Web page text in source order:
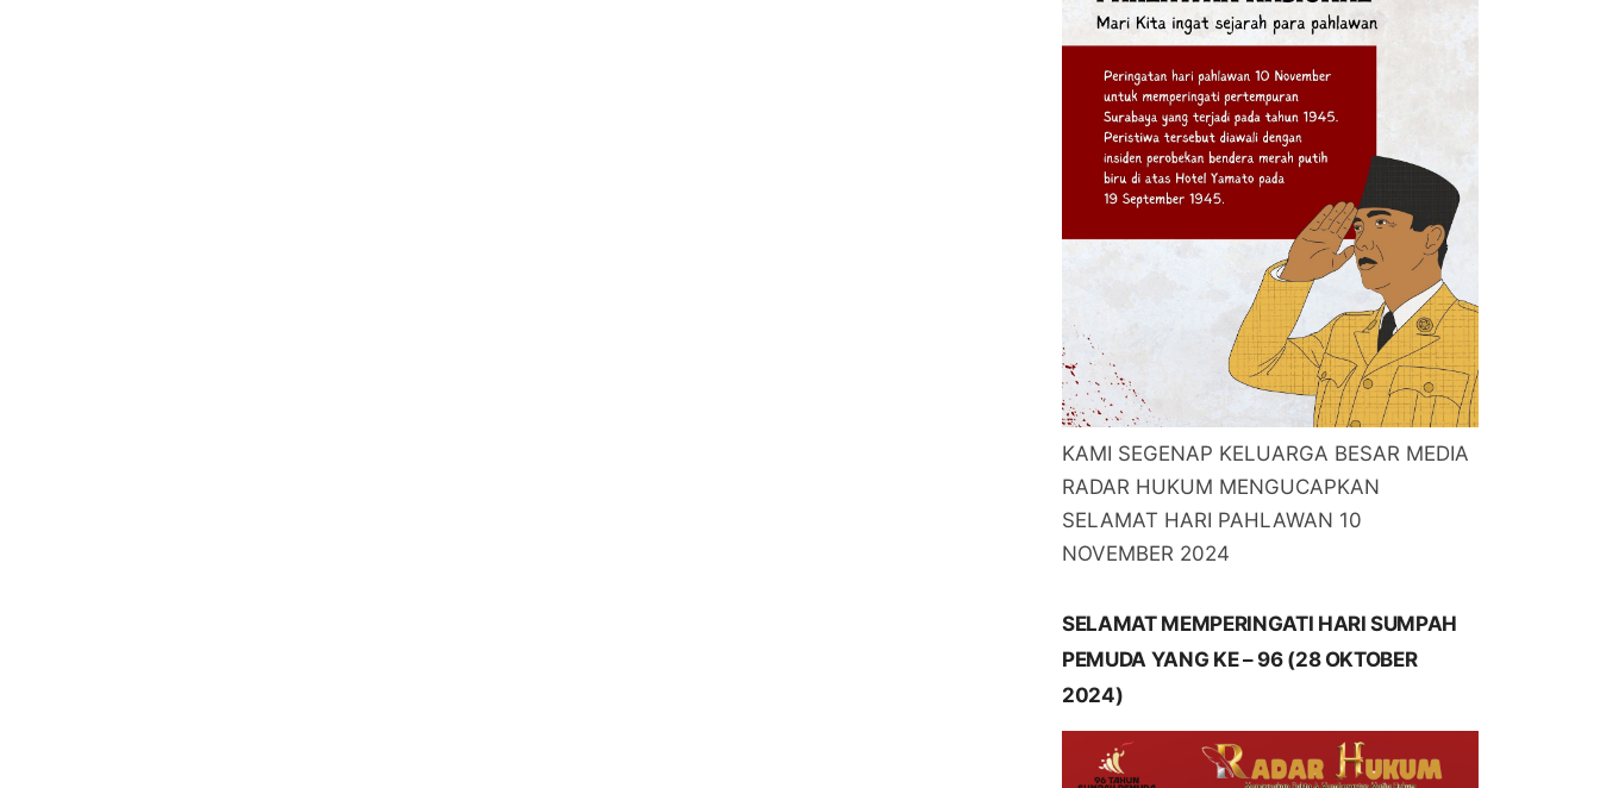
KAMI SEGENAP KELUARGA BESAR MEDIA
RADAR HUKUM MENGUCAPKAN
SELAMAT HARI PAHLAWAN 10
NOVEMBER 2024
SELAMAT MEMPERINGATI HARI SUMPAH
PEMUDA YANG KE – 96 (28 OKTOBER
2024)